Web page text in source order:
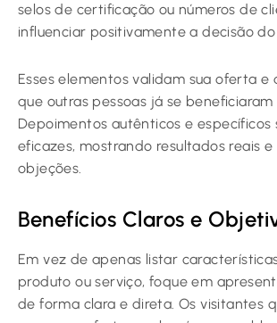
selos de certificação ou números de
influenciar positivamente a decisão
Esses elementos validam sua oferta e
que outras pessoas já se beneficiaram
Depoimentos autênticos e específicos
eficazes, mostrando resultados reais
objeções.
Benefícios Claros e
Em vez de apenas listar
produto ou serviço, foque em
de forma clara e direta. Os visitantes